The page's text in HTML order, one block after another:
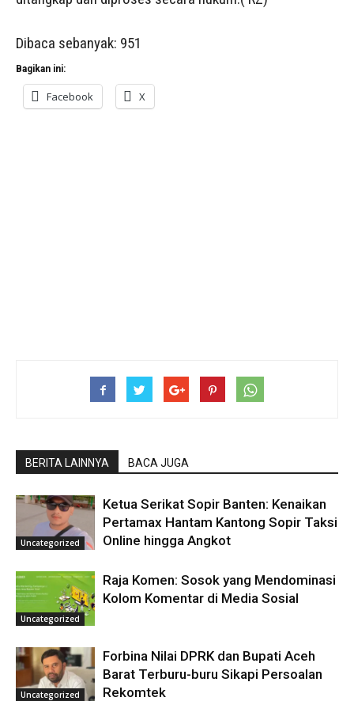
Dibaca sebanyak: 951
Bagikan ini:
Facebook X
BERITA LAINNYA BACA JUGA
Uncategorized
Ketua Serikat Sopir Banten: Kenaikan
Pertamax Hantam Kantong Sopir Taksi
Online hingga Angkot
Uncategorized
Raja Komen: Sosok yang Mendominasi
Kolom Komentar di Media Sosial
Uncategorized
Forbina Nilai DPRK dan Bupati Aceh
Barat Terburu-buru Sikapi Persoalan
Rekomtek